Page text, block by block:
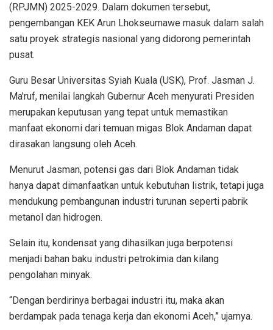
(RPJMN) 2025-2029. Dalam dokumen tersebut,
pengembangan KEK Arun Lhokseumawe masuk dalam salah
satu proyek strategis nasional yang didorong pemerintah
pusat.
Guru Besar Universitas Syiah Kuala (USK), Prof. Jasman J.
Ma’ruf, menilai langkah Gubernur Aceh menyurati Presiden
merupakan keputusan yang tepat untuk memastikan
manfaat ekonomi dari temuan migas Blok Andaman dapat
dirasakan langsung oleh Aceh.
Menurut Jasman, potensi gas dari Blok Andaman tidak
hanya dapat dimanfaatkan untuk kebutuhan listrik, tetapi juga
mendukung pembangunan industri turunan seperti pabrik
metanol dan hidrogen.
Selain itu, kondensat yang dihasilkan juga berpotensi
menjadi bahan baku industri petrokimia dan kilang
pengolahan minyak.
“Dengan berdirinya berbagai industri itu, maka akan
berdampak pada tenaga kerja dan ekonomi Aceh,” ujarnya.